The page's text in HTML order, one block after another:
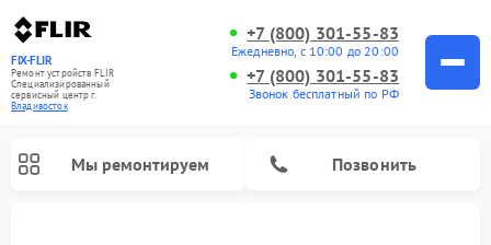
FIX-FLIR
Ремонт устройств FLIR
Специализированный
cервисный центр г.
Владивосток
+7 (800) 301-55-83
Ежедневно, с 10:00 до 20:00
+7 (800) 301-55-83
Звонок бесплатный по РФ
Мы ремонтируем Позвонить